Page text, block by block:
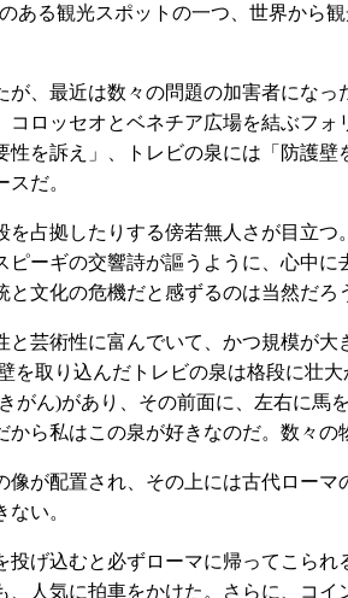
ある観光スポットの一つ、世界から
、最近は数々の問題の加害者にな
ロッセオとベネチア広場を結ぶフォ
を訴え」、トレビの泉には「防護壁
だ。
占拠したりする傍若無人さが目立つ
ーギの交響詩が謳うように、心中
文化の危機だと感ずるのは当然だろ
芸術性に富んでいて、かつ規模が
を取り込んだトレビの泉は格段に壮
ん)があり、その前面に、左右に馬
ら私はこの泉が好きなのだ。数々の
が配置され、その上には古代ローマ
い。
げ込むと必ずローマに帰ってこられ
人気に拍車をかけた。さらに、コイ